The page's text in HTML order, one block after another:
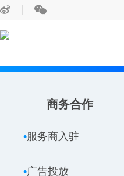
商务合作
服务商入驻
广告投放